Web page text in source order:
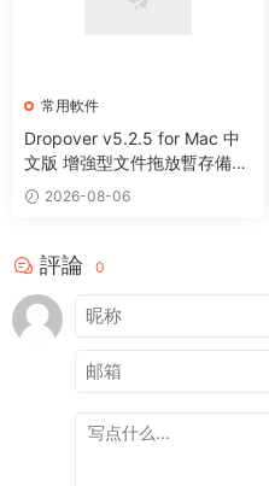
常用軟件
Dropover v5.2.5 for Mac 中
文版 增強型文件拖放暫存備用
整理工具
2026-08-06
評論 0